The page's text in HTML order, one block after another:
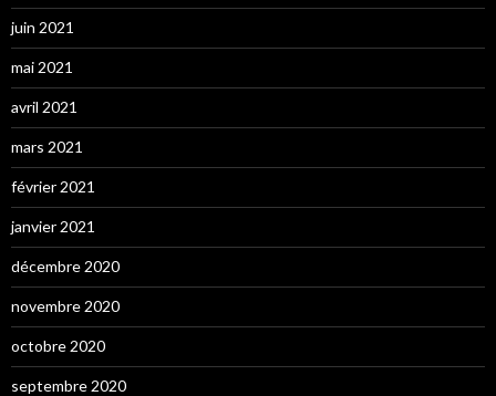
juin 2021
mai 2021
avril 2021
mars 2021
février 2021
janvier 2021
décembre 2020
novembre 2020
octobre 2020
septembre 2020